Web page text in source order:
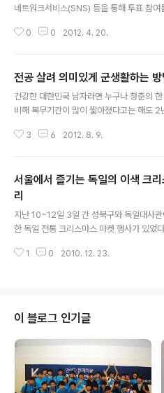
네트워크서비스(SNS) 등을 통해 투표 참여
계정을 운영하며 유권자들과 소통에 나섰다
했다. 여기에 투표 사실을 사진으로 확인해
시간당 7,000건에 달했다. 투표 시간 동안
이 트위터에 올라온 셈이다. SNS 여론, 감
0 0 2012. 4. 20.
전공 살려 의미있게 군생활하는
건강한 대한민국 남자라면 누구나 청춘의
비해 복무기간이 많이 짧아졌다고는 해도 2
생각하거나, "가야 할 때가 됐으니 가야지."
실력을 키우기 위해 '카투사'를 지원하는사
'훈련소조교병'을 지원하는사람, 건강한 체
는 사람 등 일반병이 아닌 자신의 특기를
있다. 현재 군에 ..
3 6 2012. 8. 9.
서울에서 즐기는 독일의 이색 크
리
지난 10~12일 3일 간 성북구와 독일대사관
한 독일 전통 크리스마스 마켓 행사가 있었
자 직접 가봤다. 한성대입구역 2번 출구를 나
비롯해 많은 사람이 찾아왔고, 사람들이 북적
리스마스 마켓의 분위기를 만끽할 수 있다
을 해보았다. 독일식 와플, 소시지, 쿠키 등
부스들이 있었다. 독일, 프랑스 등지에서 겨
마시는 와인인 글뤼바인은 역시나 인기 만..
1 0 2010. 12. 23.
이 블로그 인기글